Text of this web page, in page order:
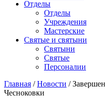
Отделы
Отделы
Учреждения
Мастерские
Святые и святыни
Cвятыни
Cвятые
Персоналии
Главная /Новости /
Чесноковки